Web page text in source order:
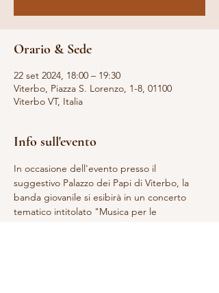
Orario & Sede
22 set 2024, 18:00 – 19:30
Viterbo, Piazza S. Lorenzo, 1-8, 01100
Viterbo VT, Italia
Info sull'evento
In occasione dell'evento presso il
suggestivo Palazzo dei Papi di Viterbo, la
banda giovanile si esibirà in un concerto
tematico intitolato "Musica per le